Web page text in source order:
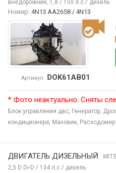
внедорожник, 1,8 / 150 л.с / дизель
Номер: 4N13 AA2658 / 4N13
Артикул DOK61AB01
* Фото неактуально. Сняты
Блок управления двс, Генератор,
кондиционера, Маховик, Расходомер
ДВИГАТЕЛЬ ДИЗЕЛЬНЫЙ
2,5 D Di-D / 134 л.с / дизель